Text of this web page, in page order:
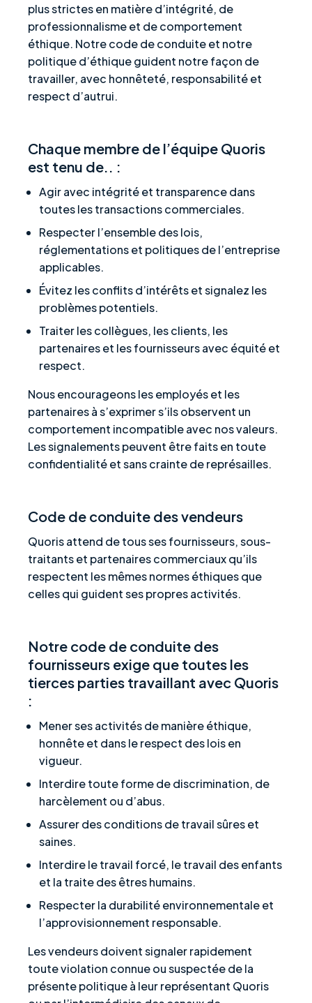
plus strictes en matière d’intégrité, de
professionnalisme et de comportement
éthique. Notre code de conduite et notre
politique d’éthique guident notre façon de
travailler, avec honnêteté, responsabilité et
respect d’autrui.
Chaque membre de l’équipe Quoris
est tenu de.. :
Agir avec intégrité et transparence dans
toutes les transactions commerciales.
Respecter l’ensemble des lois,
réglementations et politiques de l’entreprise
applicables.
Évitez les conflits d’intérêts et signalez les
problèmes potentiels.
Traiter les collègues, les clients, les
partenaires et les fournisseurs avec équité et
respect.
Nous encourageons les employés et les
partenaires à s’exprimer s’ils observent un
comportement incompatible avec nos valeurs.
Les signalements peuvent être faits en toute
confidentialité et sans crainte de représailles.
Code de conduite des vendeurs
Quoris attend de tous ses fournisseurs, sous-
traitants et partenaires commerciaux qu’ils
respectent les mêmes normes éthiques que
celles qui guident ses propres activités.
Notre code de conduite des
fournisseurs exige que toutes les
tierces parties travaillant avec Quoris
:
Mener ses activités de manière éthique,
honnête et dans le respect des lois en
vigueur.
Interdire toute forme de discrimination, de
harcèlement ou d’abus.
Assurer des conditions de travail sûres et
saines.
Interdire le travail forcé, le travail des enfants
et la traite des êtres humains.
Respecter la durabilité environnementale et
l’approvisionnement responsable.
Les vendeurs doivent signaler rapidement
toute violation connue ou suspectée de la
présente politique à leur représentant Quoris